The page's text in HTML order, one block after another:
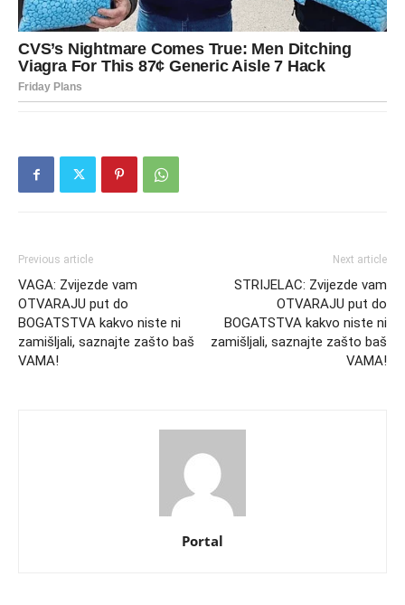
Previous article
VAGA: Zvijezde vam
OTVARAJU put do
BOGATSTVA kakvo niste ni
zamišljali, saznajte zašto baš
VAMA!
Next article
STRIJELAC: Zvijezde vam
OTVARAJU put do
BOGATSTVA kakvo niste ni
zamišljali, saznajte zašto baš
VAMA!
Portal